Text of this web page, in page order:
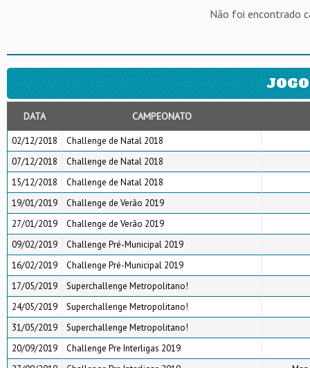
Não foi encontrado
DATA CAMPEONATO
02/12/2018
Challenge de Natal 2018
07/12/2018
Challenge de Natal 2018
15/12/2018
Challenge de Natal 2018
19/01/2019
Challenge de Verão 2019
27/01/2019
Challenge de Verão 2019
09/02/2019
Challenge Pré-Municipal 2019
16/02/2019
Challenge Pré-Municipal 2019
17/05/2019
Superchallenge Metropolitano!
24/05/2019
Superchallenge Metropolitano!
31/05/2019
Superchallenge Metropolitano!
20/09/2019
Challenge Pre Interligas 2019